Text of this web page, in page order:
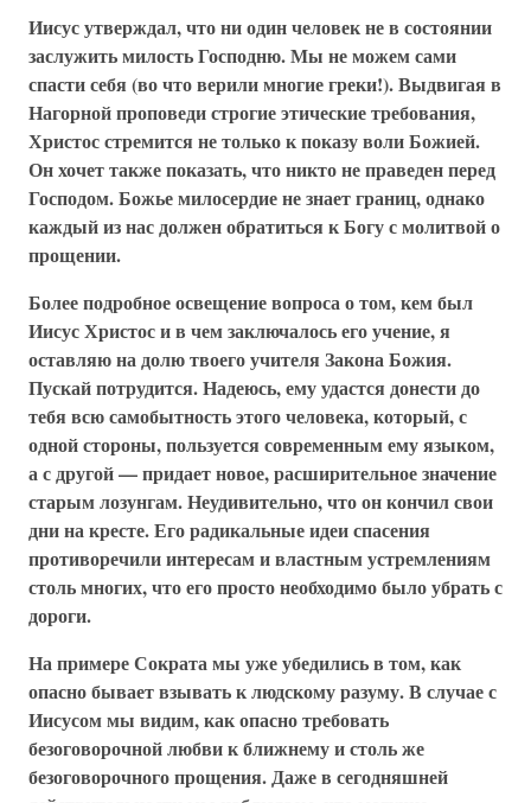
Иисус утверждал, что ни один человек не в состоянии
заслужить милость Господню. Мы не можем сами
спасти себя (во что верили многие греки!). Выдвигая в
Нагорной проповеди строгие этические требования,
Христос стремится не только к показу воли Божией.
Он хочет также показать, что никто не праведен перед
Господом. Божье милосердие не знает границ, однако
каждый из нас должен обратиться к Богу с молитвой о
прощении.
Более подробное освещение вопроса о том, кем был
Иисус Христос и в чем заключалось его учение, я
оставляю на долю твоего учителя Закона Божия.
Пускай потрудится. Надеюсь, ему удастся донести до
тебя всю самобытность этого человека, который, с
одной стороны, пользуется современным ему языком,
а с другой — придает новое, расширительное значение
старым лозунгам. Неудивительно, что он кончил свои
дни на кресте. Его радикальные идеи спасения
противоречили интересам и властным устремлениям
столь многих, что его просто необходимо было убрать с
дороги.
На примере Сократа мы уже убедились в том, как
опасно бывает взывать к людскому разуму. В случае с
Иисусом мы видим, как опасно требовать
безоговорочной любви к ближнему и столь же
безоговорочного прощения. Даже в сегодняшней